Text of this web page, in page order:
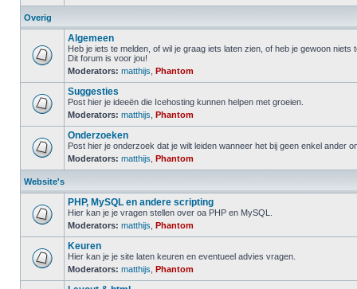
Overig
Algemeen
Heb je iets te melden, of wil je graag iets laten zien, of heb je gewoon niets
Dit forum is voor jou!
Moderators: matthijs Phantom
Suggesties
Post hier je ideeën die Icehosting kunnen helpen met groeien.
Moderators: matthijs Phantom
Onderzoeken
Post hier je onderzoek dat je wilt leiden wanneer het bij geen enkel ander
Moderators: matthijs Phantom
Website's
PHP, MySQL en andere scripting
Hier kan je je vragen stellen over oa PHP en MySQL.
Moderators: matthijs Phantom
Keuren
Hier kan je je site laten keuren en eventueel advies vragen.
Moderators: matthijs Phantom